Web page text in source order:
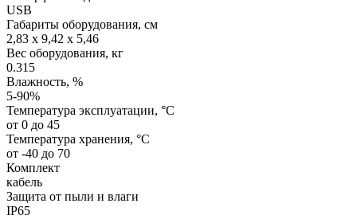
USB
Габариты оборудования, см
2,83 x 9,42 x 5,46
Вес оборудования, кг
0.315
Влажность, %
5-90%
Температура эксплуатации, °C
от 0 до 45
Температура хранения, °C
от -40 до 70
Комплект
кабель
Защита от пыли и влаги
IP65